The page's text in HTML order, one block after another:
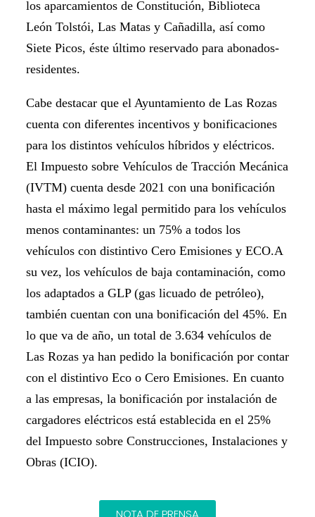
los aparcamientos de Constitución, Biblioteca
León Tolstói, Las Matas y Cañadilla, así como
Siete Picos, éste último reservado para abonados-
residentes.
Cabe destacar que el Ayuntamiento de Las Rozas
cuenta con diferentes incentivos y bonificaciones
para los distintos vehículos híbridos y eléctricos.
El Impuesto sobre Vehículos de Tracción Mecánica
(IVTM) cuenta desde 2021 con una bonificación
hasta el máximo legal permitido para los vehículos
menos contaminantes: un 75% a todos los
vehículos con distintivo Cero Emisiones y ECO.A
su vez, los vehículos de baja contaminación, como
los adaptados a GLP (gas licuado de petróleo),
también cuentan con una bonificación del 45%. En
lo que va de año, un total de 3.634 vehículos de
Las Rozas ya han pedido la bonificación por contar
con el distintivo Eco o Cero Emisiones. En cuanto
a las empresas, la bonificación por instalación de
cargadores eléctricos está establecida en el 25%
del Impuesto sobre Construcciones, Instalaciones y
Obras (ICIO).
NOTA DE PRENSA